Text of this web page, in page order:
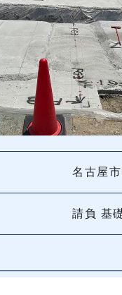
名古屋
請負 基